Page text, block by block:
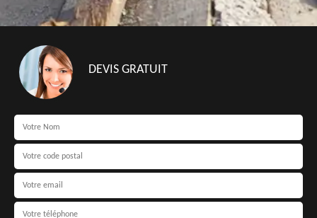
DEVIS GRATUIT